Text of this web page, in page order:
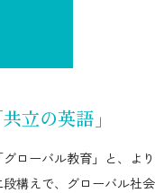
立の英語」
ローバル教育」と、より
構えで、 グローバル社会